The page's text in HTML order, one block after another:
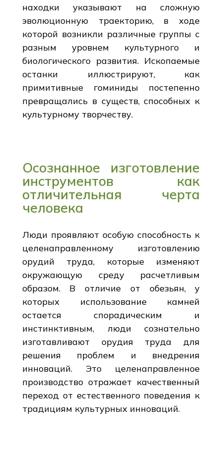
находки указывают на сложную
эволюционную траекторию, в ходе
которой возникли различные группы с
разным уровнем культурного и
биологического развития. Ископаемые
останки иллюстрируют, как
примитивные гоминиды постепенно
превращались в существ, способных к
культурному творчеству.
Осознанное изготовление
инструментов как
отличительная черта
человека
Люди проявляют особую способность к
целенаправленному изготовлению
орудий труда, которые изменяют
окружающую среду расчетливым
образом. В отличие от обезьян, у
которых использование камней
остается спорадическим и
инстинктивным, люди сознательно
изготавливают орудия труда для
решения проблем и внедрения
инноваций. Это целенаправленное
производство отражает качественный
переход от естественного поведения к
традициям культурных инноваций.